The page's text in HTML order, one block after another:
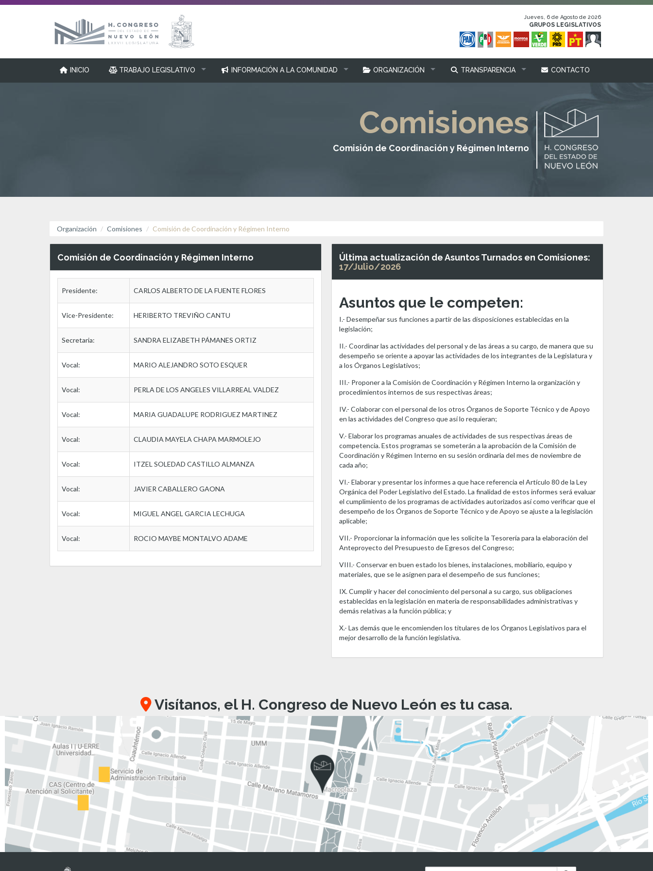
Jueves, 6 de Agosto de 2026
GRUPOS LEGISLATIVOS
INICIO TRABAJO LEGISLATIVO INFORMACIÓN A LA COMUNIDAD ORGANIZACIÓN TRANSPARENCIA CONTACTO
Comisiones
Comisión de Coordinación y Régimen Interno
Organización Comisiones Comisión de Coordinación y Régimen Interno
Comisión de Coordinación y Régimen Interno
Presidente: CARLOS ALBERTO DE LA FUENTE FLORES
Vice-Presidente: HERIBERTO TREVIÑO CANTU
Secretaria: SANDRA ELIZABETH PÁMANES ORTIZ
Vocal: MARIO ALEJANDRO SOTO ESQUER
Vocal: PERLA DE LOS ANGELES VILLARREAL VALDEZ
Vocal: MARIA GUADALUPE RODRIGUEZ MARTINEZ
Vocal: CLAUDIA MAYELA CHAPA MARMOLEJO
Vocal: ITZEL SOLEDAD CASTILLO ALMANZA
Vocal: JAVIER CABALLERO GAONA
Vocal: MIGUEL ANGEL GARCIA LECHUGA
Vocal: ROCIO MAYBE MONTALVO ADAME
Última actualización de Asuntos Turnados en Comisiones:
17/Julio/2026
Asuntos que le competen:
I.- Desempeñar sus funciones a partir de las disposiciones establecidas en la
legislación;
II.- Coordinar las actividades del personal y de las áreas a su cargo, de manera que su
desempeño se oriente a apoyar las actividades de los integrantes de la Legislatura y
a los Órganos Legislativos;
III.- Proponer a la Comisión de Coordinación y Régimen Interno la organización y
procedimientos internos de sus respectivas áreas;
IV.- Colaborar con el personal de los otros Órganos de Soporte Técnico y de Apoyo
en las actividades del Congreso que así lo requieran;
V.- Elaborar los programas anuales de actividades de sus respectivas áreas de
competencia. Estos programas se someterán a la aprobación de la Comisión de
Coordinación y Régimen Interno en su sesión ordinaria del mes de noviembre de
cada año;
VI.- Elaborar y presentar los informes a que hace referencia el Artículo 80 de la Ley
Orgánica del Poder Legislativo del Estado. La finalidad de estos informes será evaluar
el cumplimiento de los programas de actividades autorizados así como verificar que el
desempeño de los Órganos de Soporte Técnico y de Apoyo se ajuste a la legislación
aplicable;
VII.- Proporcionar la información que les solicite la Tesorería para la elaboración del
Anteproyecto del Presupuesto de Egresos del Congreso;
VIII.- Conservar en buen estado los bienes, instalaciones, mobiliario, equipo y
materiales, que se le asignen para el desempeño de sus funciones;
IX. Cumplir y hacer del conocimiento del personal a su cargo, sus obligaciones
establecidas en la legislación en materia de responsabilidades administrativas y
demás relativas a la función pública; y
X.- Las demás que le encomienden los titulares de los Órganos Legislativos para el
mejor desarrollo de la función legislativa.
Visítanos, el H. Congreso de Nuevo León es tu casa.